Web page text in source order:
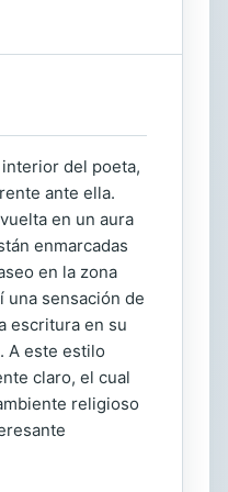
del poeta,
ante ella.
en un aura
enmarcadas
en la zona
una sensación de
escritura en su
A este es­tilo
claro, el cual
religioso